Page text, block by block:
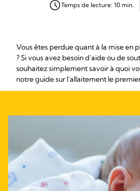
Temps de lecture: 10 min.
Vous êtes perdue quant à la mise en
? Si vous avez besoin d'aide ou de
souhaitez simplement savoir à quoi
notre guide sur l'allaitement le